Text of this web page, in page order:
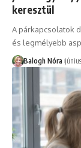
keresztül
A párkapcsolatok
és legmélyebb
Balogh Nóra